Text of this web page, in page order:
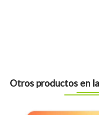
Otros productos en